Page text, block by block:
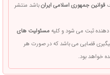
قوانین جمهوری اسلامی ایرانباشد منتشر
ثبت می شود و کلیهمسئولیت های
قضایی می باشد که در صورت هر
خواهد بود.